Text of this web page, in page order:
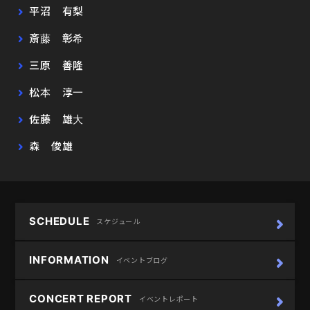
平沼 有梨
斎藤 彰希
三原 善隆
松本 淳一
佐藤 雄大
森 俊雄
SCHEDULE スケジュール
INFORMATION イベントブログ
CONCERT REPORT イベントレポート